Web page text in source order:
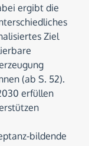
ergibt die
Ziel
(ab S. 52).
erfüllen
bildende